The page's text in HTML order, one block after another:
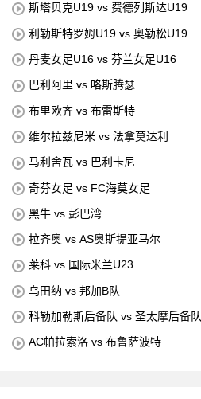
斯塔贝克U19 vs 费德列斯达U19
利勒斯特罗姆U19 vs 奥勒松U19
丹麦女足U16 vs 芬兰女足U16
巴利阿里 vs 咯斯腾瑟
布里欧齐 vs 布雷斯特
维尔拉兹尼米 vs 法拿莫达利
马利舍瓦 vs 巴利卡尼
奇芬女足 vs FC海莫女足
黑牛 vs 彭巴湾
拉齐奥 vs AS奥斯提亚马尔
莱科 vs 国际米兰U23
乌田纳 vs 邦加B队
科勒加勒斯后备队 vs 圣太摩后备队
AC帕拉索洛 vs 布鲁萨波特